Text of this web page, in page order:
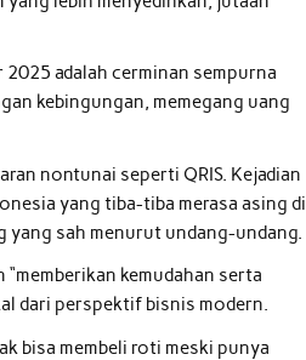
2025 adalah cerminan sempurna
kebingungan, memegang uang
nontunai seperti QRIS. Kejadian
yang tiba-tiba merasa asing di
yang sah menurut undang-undang.
kemudahan serta
dari perspektif bisnis modern.
bisa membeli roti meski punya